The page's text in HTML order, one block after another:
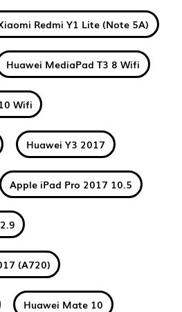
Redmi Y1 Lite (Note 5A)
Huawei MediaPad T3 8 Wifi
Wifi
Huawei Y3 2017
Apple iPad Pro 2017 10.5
(A720)
Huawei Mate 10